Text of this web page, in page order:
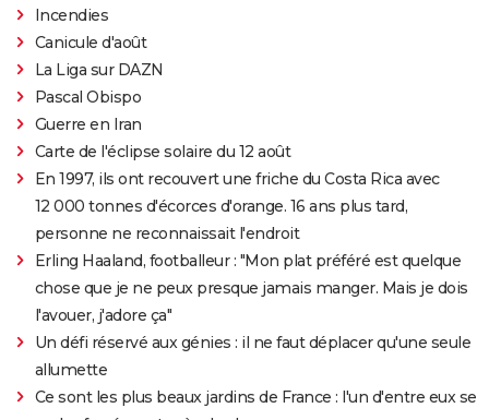
Incendies
Canicule d'août
La Liga sur DAZN
Pascal Obispo
Guerre en Iran
Carte de l'éclipse solaire du 12 août
En 1997, ils ont recouvert une friche du Costa Rica avec
12 000 tonnes d'écorces d'orange. 16 ans plus tard,
personne ne reconnaissait l'endroit
Erling Haaland, footballeur : "Mon plat préféré est quelque
chose que je ne peux presque jamais manger. Mais je dois
l'avouer, j'adore ça"
Un défi réservé aux génies : il ne faut déplacer qu'une seule
allumette
Ce sont les plus beaux jardins de France : l'un d'entre eux se